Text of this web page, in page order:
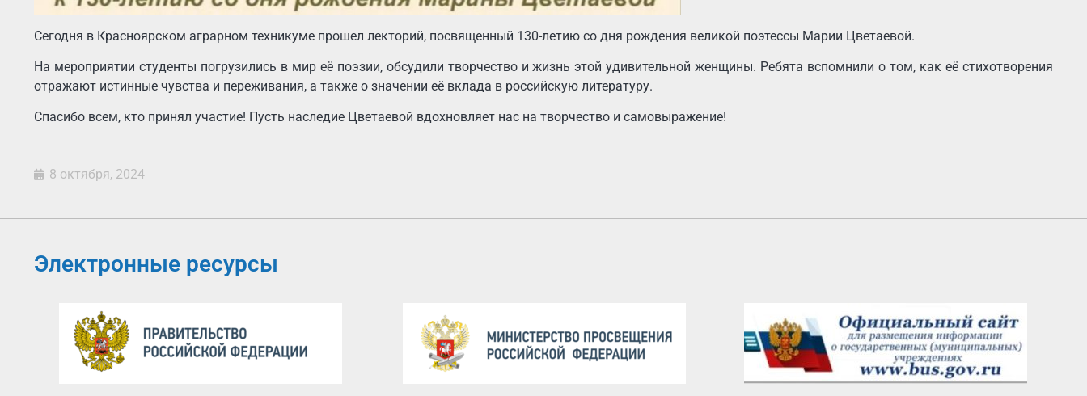
Сегодня в Красноярском аграрном техникуме прошел лекторий, посвященный 130-летию со дня рождения великой поэтессы Марии Цветаевой.
На мероприятии студенты погрузились в мир её поэзии, обсудили творчество и жизнь этой удивительной женщины. Ребята вспомнили о том, как её стихотворения
отражают истинные чувства и переживания, а также о значении её вклада в российскую литературу.
Спасибо всем, кто принял участие! Пусть наследие Цветаевой вдохновляет нас на творчество и самовыражение!
8 октября, 2024
Электронные ресурсы